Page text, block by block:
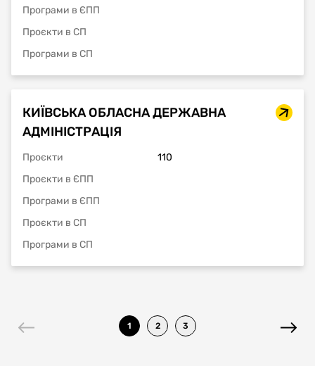
Програми в ЄПП
Проєкти в СП
Програми в СП
КИЇВСЬКА ОБЛАСНА ДЕРЖАВНА
АДМІНІСТРАЦІЯ
Проєкти
110
Проєкти в ЄПП
Програми в ЄПП
Проєкти в СП
Програми в СП
1 2 3